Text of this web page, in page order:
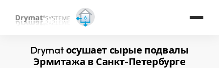
Drymat осушает сырые подвалы
Эрмитажа в Санкт-Петербурге